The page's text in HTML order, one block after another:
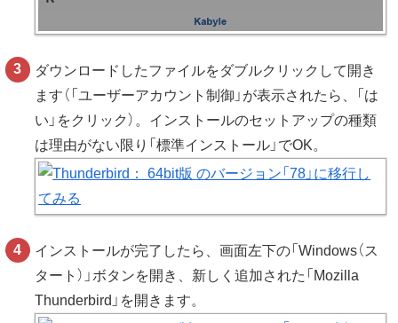
ダウンロードしたファイルをダブルクリックして開き
ます（「ユーザーアカウント制御」が表示されたら、「は
い」をクリック）。インストールのセットアップの種類
は理由がない限り「標準インストール」でOK。
インストールが完了したら、画面左下の「Windows（ス
タート）」ボタンを開き、新しく追加された「Mozilla
Thunderbird」を開きます。